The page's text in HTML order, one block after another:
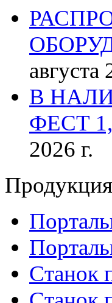
августа
В
ФЕСТ
2026 г.
Продукция
Станок